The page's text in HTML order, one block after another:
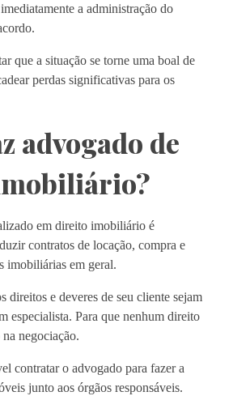
a administração do
que a situação se torne uma boal de
perdas significativas para os
advogado de
em direito imobiliário é
contratos de locação, compra e
imobiliárias em geral.
direitos e deveres de seu cliente sejam
especialista. Para que nenhum direito
negociação.
contratar o advogado para fazer a
junto aos órgãos responsáveis.